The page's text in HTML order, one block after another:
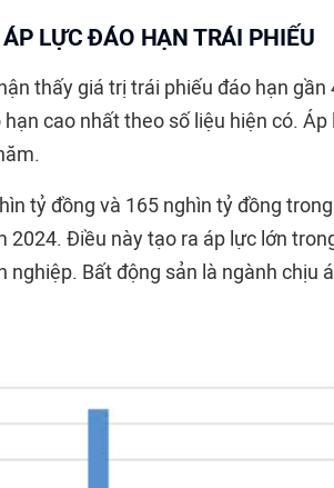
LỰC ĐÁO HẠN TRÁI PHIẾU
thấy giá trị trái phiếu đáo hạn gần
cao nhất theo số liệu hiện có. Áp
tỷ đồng và 165 nghìn tỷ đồng
2024. Điều này tạo ra áp lực lớn
nghiệp. Bất động sản là ngành chịu